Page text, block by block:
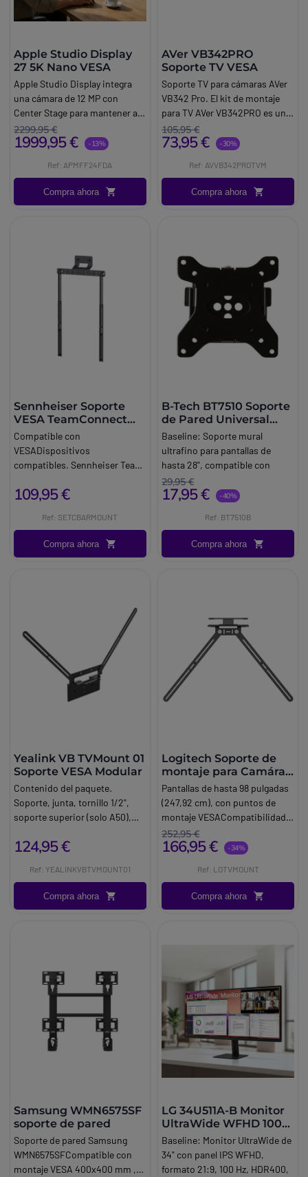
Apple Studio Display
27 5K Nano VESA
Apple Studio Display integra
una cámara de 12 MP con
Center Stage para mantener al
usuario centrado durante las
videollamadas. También
para mostrar documentos,
objetos o demostraciones sin
depender de cámaras externas.
2299,95 €
1999,95 € -13%
Ref: APMFF24FDA
Compra ahora
AVer VB342PRO
Soporte TV VESA
Soporte TV para cámaras AVer
VB342 Pro. El kit de montaje
para TV AVer VB342PRO es una
excelente opción para añadir
flexibilidad a su experiencia de
equipo certificado por AVer,
que es compatible con la
cámara de conferencias AVer
105,95 €
73,95 € -30%
Ref: AVVB342PROTVM
Compra ahora
Sennheiser Soporte
VESA TeamConnect
Bar S/M
Compatible con
VESADispositivos
compatibles. Sennheiser Team.
montaje VESA para Sennheiser
Solución profesional de
109,95 €
Ref: SETCBARMOUNT
Compra ahora
B-Tech BT7510 Soporte
de Pared Universal
VESA
Baseline:Soporte mural
ultrafino para pantallas de
hasta 28", compatible con
VESA 100x100 y diseñado para
instalaciones profesionales
Btech
29,95 €
17,95 € -40%
Ref: BT7510B
Compra ahora
Yealink VB TVMount 01
Soporte VESA Modular
Contenido del paquete.
Soporte, junta, tornillo 1/2",
soporte superior (solo A50),
TV (modular). Compatibilidad.
40Montaje A50Arriba o abajo
de la pantalla (con soporte
124,95 €
Ref: YEALINKVBTVMOUNT01
Compra ahora
Logitech Soporte de
montaje para Camára
Rally, Rally Bar, Rally
Bar Mini
Pantallas de hasta 98 pulgadas
(247,92 cm), con puntos de
montaje VESACompatibilidad:
Rally Bar, Rally Bar Mini,
Cámara Rally
252,95 €
166,95 € -34%
Ref: LOTVMOUNT
Compra ahora
Samsung WMN6575SF
soporte de pared
Soporte de pared Samsung
WMN6575SFCompatible con
montaje VESA 400x400 mm ,
LG 34U511A-B Monitor
UltraWide WFHD 100
Hz
Baseline: Monitor UltraWide de
34" con panel IPS WFHD,
formato 21:9, 100 Hz, HDR400,